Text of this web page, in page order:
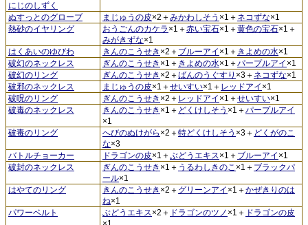
にじのしずく
ぬすっとのグローブ
まじゅうの皮×2＋みかわしそう ×1＋ ネコずな×1
熱砂のイヤリング
おうごんのカケラ ×1＋赤い宝石×1＋黄色の宝石×1＋
みがきずな×1
はくあいのゆびわ
きんのこうせき ×2＋ ブルーアイ ×1＋ きよめの水×1
破幻のネックレス
ぎんのこうせき ×1＋ きよめの水×1＋パープルアイ ×1
破幻のリング
ぎんのこうせき ×2＋ばんのうぐすり ×3＋ ネコずな×1
破邪のネックレス
まじゅうの皮×1＋せいすい×1＋ レッドアイ ×1
破呪のリング
ぎんのこうせき ×2＋ レッドアイ ×1＋せいすい×1
破毒のネックレス
きんのこうせき ×1＋ どくけしそう ×1＋パープルアイ
×1
破毒のリング
へびのぬけがら ×2＋特どくけしそう ×3＋ どくがのこ
な×3
バトルチョーカー
ドラゴンの皮×1＋ぶどうエキス×1＋ ブルーアイ ×1
破封のネックレス
ぎんのこうせき ×1＋ うるわしきのこ ×1＋ ブラックパ
ール×1
はやてのリング
きんのこうせき ×2＋ グリーンアイ ×1＋かぜきりのは
ね×1
パワーベルト
ぶどうエキス×2＋ ドラゴンのツノ ×1＋ ドラゴンの皮